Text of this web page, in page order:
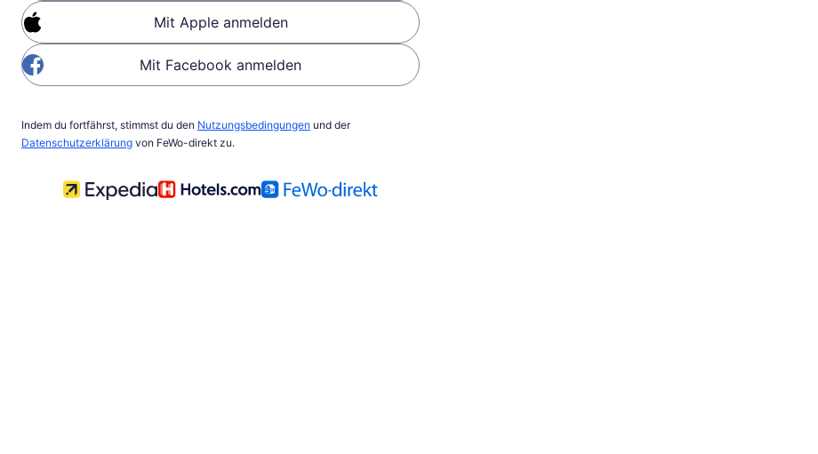
Mit Apple anmelden
Mit Facebook anmelden
Indem du fortfährst, stimmst du den Nutzungsbedingungen und der
Datenschutzerklärung von FeWo-direkt zu.